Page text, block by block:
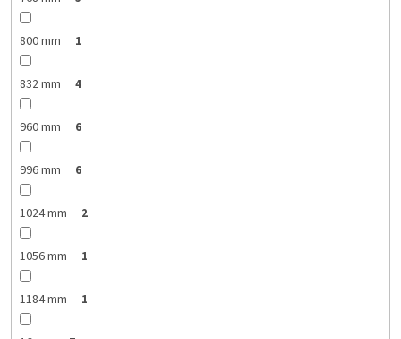
800 mm 1
832 mm 4
960 mm 6
996 mm 6
1024 mm 2
1056 mm 1
1184 mm 1